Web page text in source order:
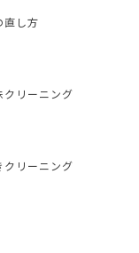
直し方
リーニング
クリーニング